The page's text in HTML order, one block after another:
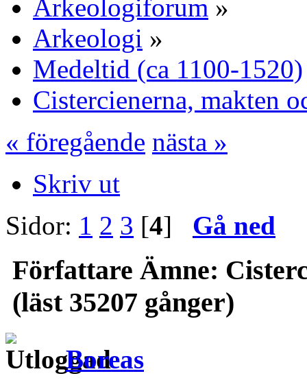
Arkeologiforum »
Arkeologi »
Medeltid (ca 1100-1520)
Cistercienerna, makten
« föregående nästa »
Skriv ut
Sidor: 1 2 3 [4] Gå ned
Författare Ämne:
(läst 35207 gånger)
Boreas